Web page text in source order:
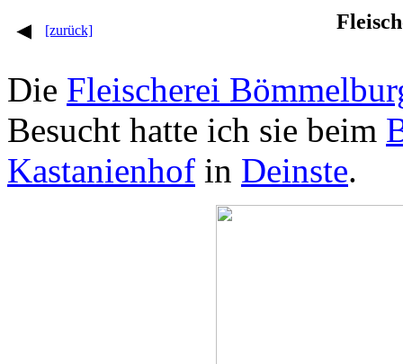
[zurück]
Die Fleischerei
Besucht hatte ich sie beim
Kastanienhof in Deinste.